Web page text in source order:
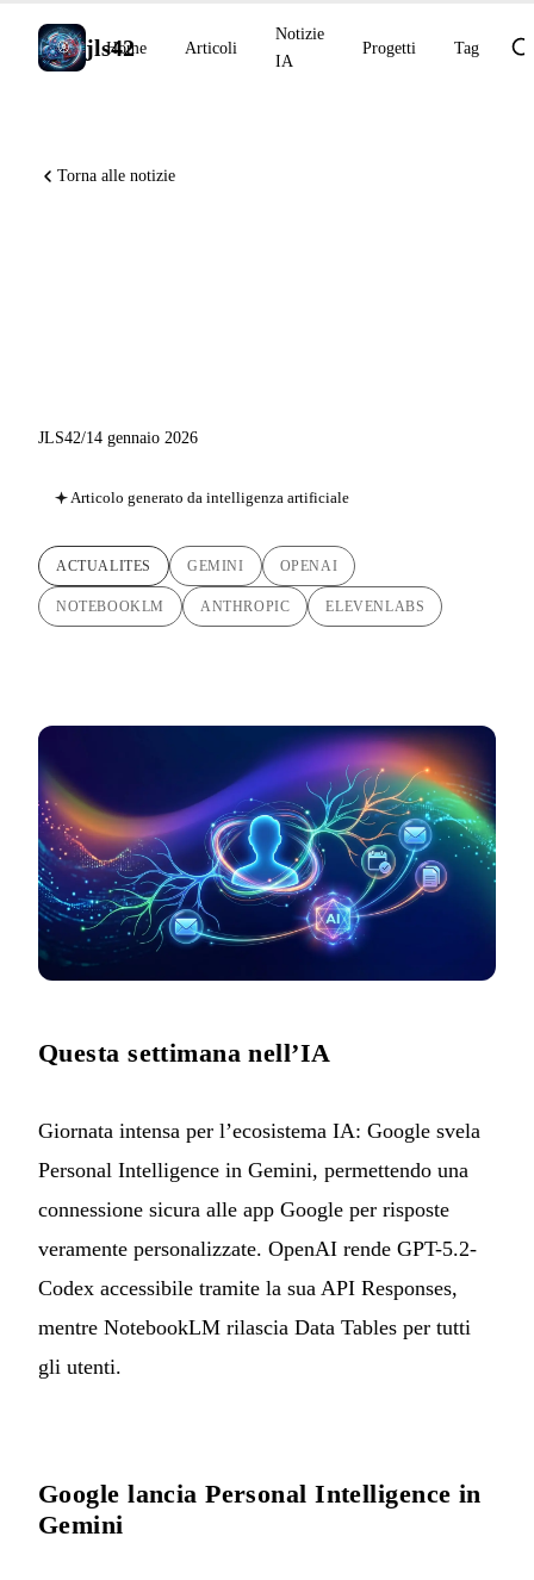
jls42
Home Articoli
Notizie
IA
Progetti Tag
Torna alle notizie
JLS42/14 gennaio 2026
Articolo generato da intelligenza artificiale
ACTUALITES GEMINI OPENAI
NOTEBOOKLM ANTHROPIC ELEVENLABS
Questa settimana nell’IA
Giornata intensa per l’ecosistema IA: Google svela
Personal Intelligence in Gemini, permettendo una
connessione sicura alle app Google per risposte
veramente personalizzate. OpenAI rende GPT-5.2-
Codex accessibile tramite la sua API Responses,
mentre NotebookLM rilascia Data Tables per tutti
gli utenti.
Google lancia Personal Intelligence in
Gemini